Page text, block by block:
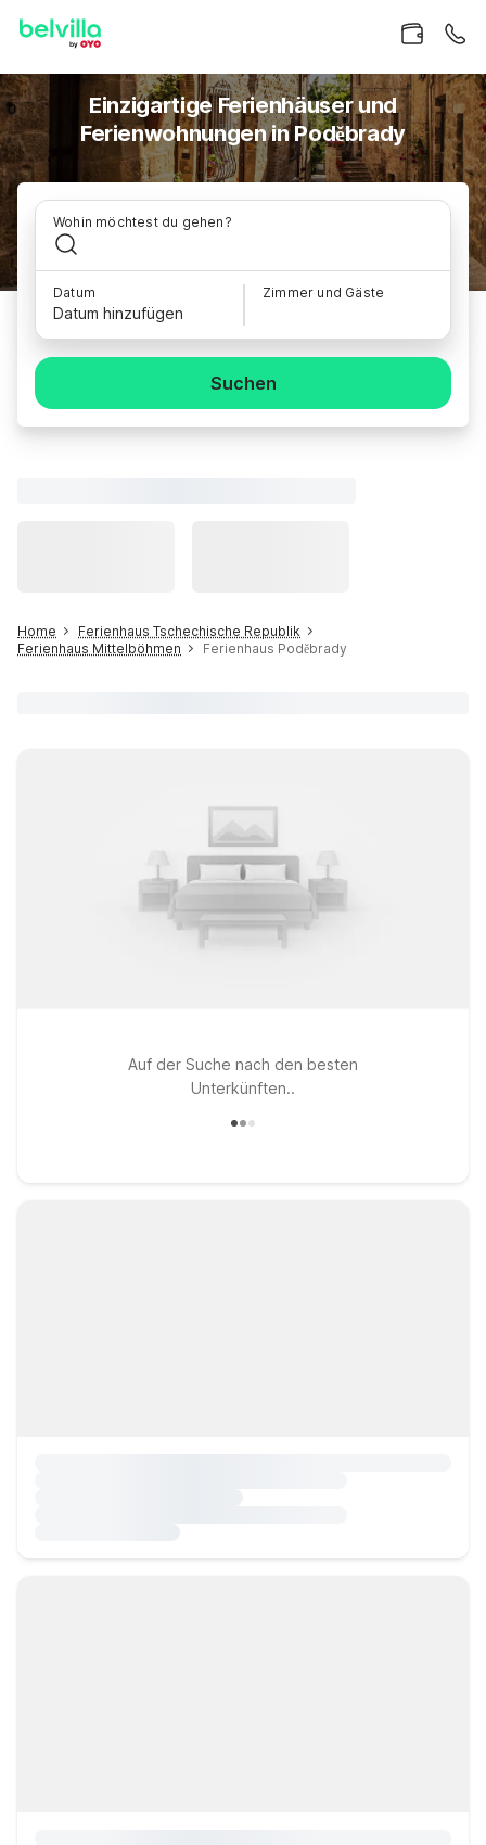
Einzigartige Ferienhäuser und
Ferienwohnungen in Poděbrady
Wohin möchtest du gehen?
Datum
Datum hinzufügen
Zimmer und Gäste
Suchen
Home
Ferienhaus Tschechische Republik
Ferienhaus Mittelböhmen
Ferienhaus Poděbrady
Auf der Suche nach den besten
Unterkünften..